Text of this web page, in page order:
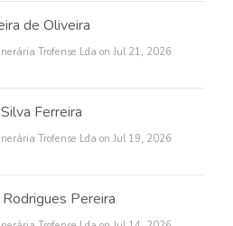
de Oliveira
Trofense Lda on Jul 21, 2026
Ferreira
Trofense Lda on Jul 19, 2026
Pereira